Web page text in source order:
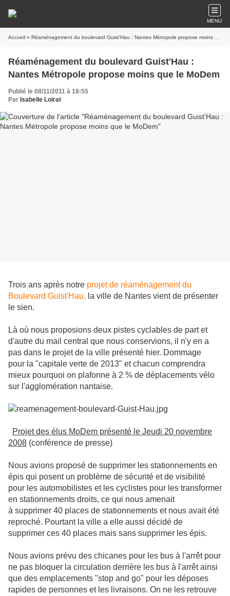
MENU
Accueil » Réaménagement du boulevard Guist'Hau : Nantes Métropole propose moins que le MoDem
Réaménagement du boulevard Guist'Hau :
Nantes Métropole propose moins que le MoDem
Publié le 08/11/2011 à 18:55
Par Isabelle Loirat
Trois ans après notre projet de réaménagement du
Boulevard Guist'Hau, la ville de Nantes vient de présenter
le sien.
Là où nous proposions deux pistes cyclables de part et
d'autre du mail central que nous conservions, il n'y en a
pas dans le projet de la ville présenté hier. Dommage
pour la "capitale verte de 2013" et chacun comprendra
mieux pourquoi on plafonne à 2 % de déplacements vélo
sur l'agglomération nantaise.
Projet des élus MoDem présenté le Jeudi 20 novembre
2008 (conférence de presse)
Nous avions proposé de supprimer les stationnements en
épis qui posent un problème de sécurité et de visibilité
pour les automobilistes et les cyclistes pour les transformer
en stationnements droits, ce qui nous amenait
à supprimer 40 places de stationnements et nous avait été
reproché. Pourtant l a ville a elle aussi décidé de
supprimer ces 40 places mais sans supprimer les épis.
Nous avions prévu des chicanes pour les bus à l'arrêt pour
ne pas bloquer la circulation derrière les bus à l'arrêt ainsi
que des emplacements "stop and go" pour les déposes
rapides de personnes et les livraisons. On ne les retrouve